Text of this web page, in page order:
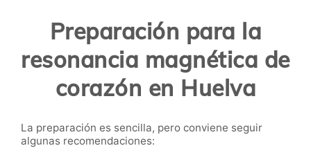
Preparación para la
resonancia magnética de
corazón en Huelva
La preparación es sencilla, pero conviene seguir
algunas recomendaciones: